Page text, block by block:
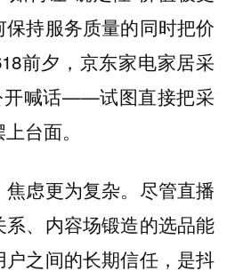
持服务质量的同时把价
前夕，京东家电家居采
开喊话——试图直接把采
台面。
虑更为复杂。 尽管直播
、内容场锻造的选品能
之间的长期信任，是抖